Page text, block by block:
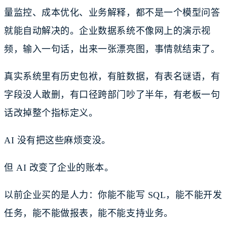
量监控、成本优化、业务解释，都不是一个模型问答
就能自动解决的。企业数据系统不像网上的演示视
频，输入一句话，出来一张漂亮图，事情就结束了。
真实系统里有历史包袱，有脏数据，有表名谜语，有
字段没人敢删，有口径跨部门吵了半年，有老板一句
话改掉整个指标定义。
AI 没有把这些麻烦变没。
但 AI 改变了企业的账本。
以前企业买的是人力：你能不能写 SQL，能不能开发
任务，能不能做报表，能不能支持业务。